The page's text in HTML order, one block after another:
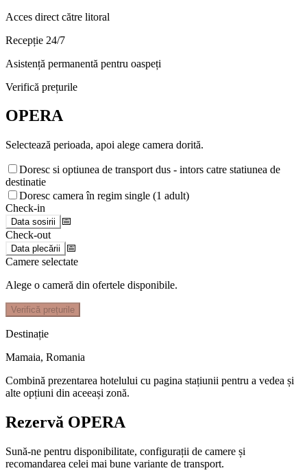
Acces direct către litoral
Recepție 24/7
Asistență permanentă pentru oaspeți
Verifică prețurile
OPERA
Selectează perioada, apoi alege camera dorită.
Doresc si optiunea de transport dus - intors catre statiunea de
destinatie
Doresc camera în regim single (1 adult)
Check-in
Data sosirii
📅
Check-out
Data plecării
📅
Camere selectate
Alege o cameră din ofertele disponibile.
Verifică prețurile
Destinație
Mamaia, Romania
Combină prezentarea hotelului cu pagina stațiunii pentru a vedea și
alte opțiuni din aceeași zonă.
Rezervă OPERA
Sună-ne pentru disponibilitate, configurații de camere și
recomandarea celei mai bune variante de transport.